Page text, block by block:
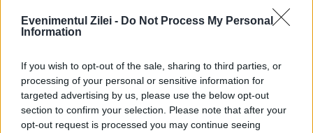
Evenimentul Zilei - Do Not Process My Personal
Information
If you wish to opt-out of the sale, sharing to third parties, or
processing of your personal or sensitive information for
targeted advertising by us, please use the below opt-out
section to confirm your selection. Please note that after your
opt-out request is processed you may continue seeing
POLITICA